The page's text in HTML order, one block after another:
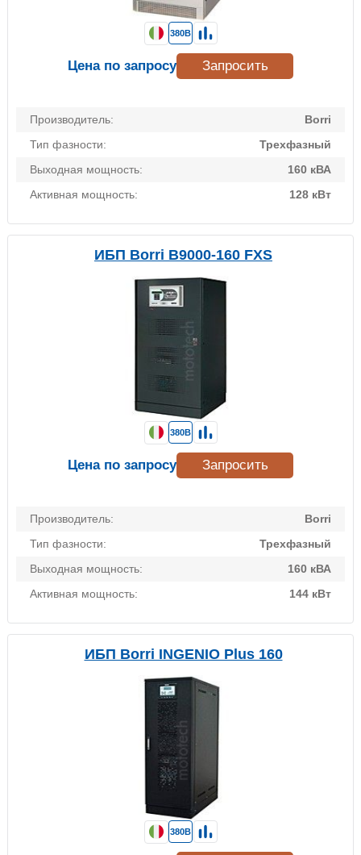
Производитель:
Borri
Тип фазности:
Трехфазный
Выходная мощность:
160 кВА
Активная мощность:
128 кВт
380В
Цена по запросу Запросить
ИБП Borri B9000-160 FXS
Производитель:
Borri
Тип фазности:
Трехфазный
Выходная мощность:
160 кВА
Активная мощность:
144 кВт
380В
Цена по запросу Запросить
ИБП Borri INGENIO Plus 160
380В